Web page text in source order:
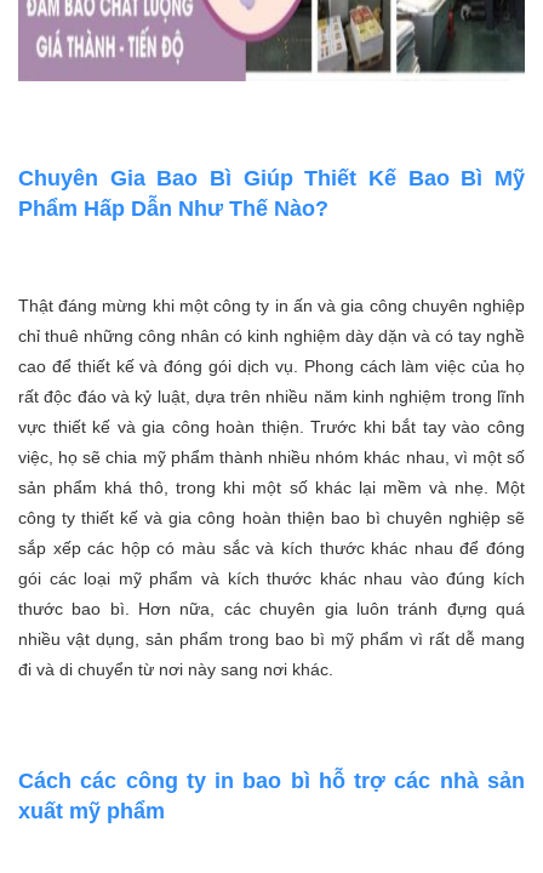
Chuyên Gia Bao Bì Giúp Thiết Kế Bao Bì Mỹ
Phẩm Hấp Dẫn Như Thế Nào?
Thật đáng mừng khi một công ty in ấn và gia công chuyên nghiệp
chỉ thuê những công nhân có kinh nghiệm dày dặn và có tay nghề
cao để thiết kế và đóng gói dịch vụ. Phong cách làm việc của họ
rất độc đáo và kỷ luật, dựa trên nhiều năm kinh nghiệm trong lĩnh
vực thiết kế và gia công hoàn thiện. Trước khi bắt tay vào công
việc, họ sẽ chia mỹ phẩm thành nhiều nhóm khác nhau, vì một số
sản phẩm khá thô, trong khi một số khác lại mềm và nhẹ. Một
công ty thiết kế và gia công hoàn thiện bao bì chuyên nghiệp sẽ
sắp xếp các hộp có màu sắc và kích thước khác nhau để đóng
gói các loại mỹ phẩm và kích thước khác nhau vào đúng kích
thước bao bì. Hơn nữa, các chuyên gia luôn tránh đựng quá
nhiều vật dụng, sản phẩm trong bao bì mỹ phẩm vì rất dễ mang
đi và di chuyển từ nơi này sang nơi khác.
Cách các công ty in bao bì hỗ trợ các nhà sản
xuất mỹ phẩm